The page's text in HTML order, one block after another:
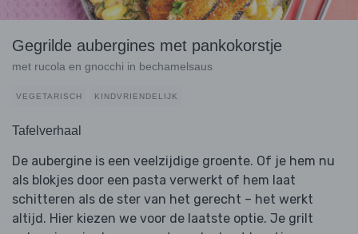
Gegrilde aubergines met pankokorstje
met rucola en gnocchi in bechamelsaus
VEGETARISCH KINDVRIENDELIJK
Tafelverhaal
De aubergine is een veelzijdige groente. Of je hem nu
als blokjes door een pasta verwerkt of hem laat
schitteren als de ster van het gerecht – het werkt
altijd. Hier kiezen we voor de laatste optie. Je grilt